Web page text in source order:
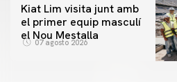
Kiat Lim visita junt amb
el primer equip masculí
el Nou Mestalla
07 agosto 2026